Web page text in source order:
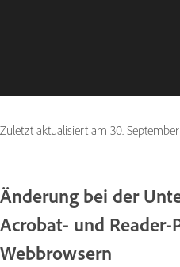
Zuletzt aktualisiert am 30.
Änderung bei der
Acrobat- und
Webbrowsern